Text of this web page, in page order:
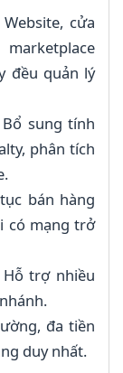
Website, cửa
đều quản lý
Bổ sung tính
phân tích
bán hàng
có mạng trở
Hỗ trợ nhiều
đa tiền
duy nhất.